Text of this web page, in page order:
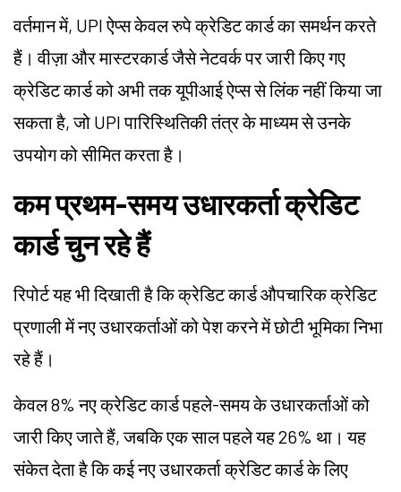
वर्तमान में, UPI ऐप्स केवल रुपे क्रेडिट कार्ड का समर्थन करते
हैं। वीज़ा और मास्टरकार्ड जैसे नेटवर्क पर जारी किए गए
क्रेडिट कार्ड को अभी तक यूपीआई ऐप्स से लिंक नहीं किया जा
सकता है, जो UPI पारिस्थितिकी तंत्र के माध्यम से उनके
उपयोग को सीमित करता है।
कम प्रथम-समय उधारकर्ता क्रेडिट
कार्ड चुन रहे हैं
रिपोर्ट यह भी दिखाती है कि क्रेडिट कार्ड औपचारिक क्रेडिट
प्रणाली में नए उधारकर्ताओं को पेश करने में छोटी भूमिका निभा
रहे हैं।
केवल 8% नए क्रेडिट कार्ड पहले-समय के उधारकर्ताओं को
जारी किए जाते हैं, जबकि एक साल पहले यह 26% था। यह
संकेत देता है कि कई नए उधारकर्ता क्रेडिट कार्ड के लिए